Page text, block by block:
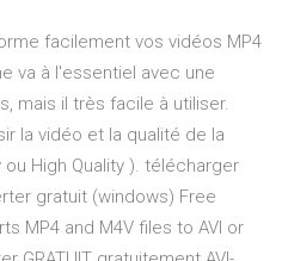
facilement vos vidéos MP4
va à l'essentiel avec une
mais il très facile à utiliser.
la vidéo et la qualité de la
High Quality ). télécharger
gratuit (windows) Free
MP4 and M4V files to AVI or